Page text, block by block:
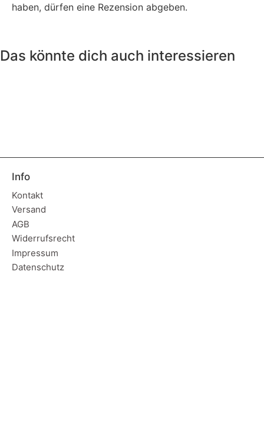
haben, dürfen eine Rezension abgeben.
Das könnte dich auch interessieren
Info
Kontakt
Versand
AGB
Widerrufsrecht
Impressum
Datenschutz